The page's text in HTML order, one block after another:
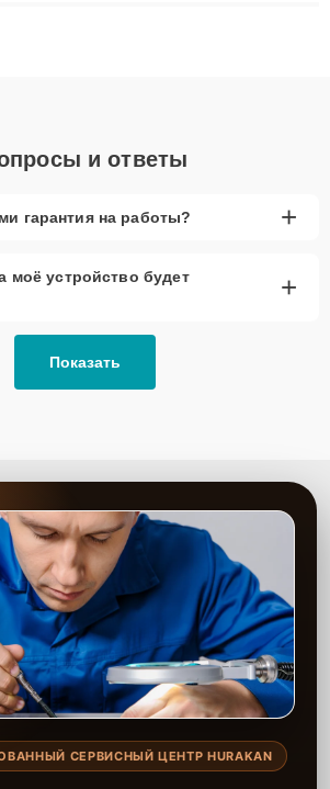
и ответы
гарантия на работы? +
моё устройство будет
+
Показать
СЕРВИСНЫЙ ЦЕНТР HURAKAN